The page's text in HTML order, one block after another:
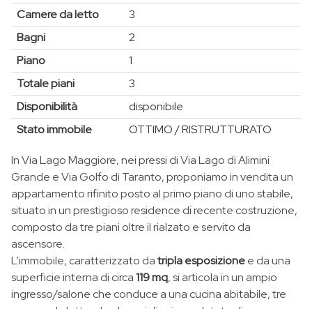
Camere da letto
3
Bagni
2
Piano
1
Totale piani
3
Disponibilità
disponibile
Stato immobile
OTTIMO / RISTRUTTURATO
In Via Lago Maggiore, nei pressi di Via Lago di Alimini
Grande e Via Golfo di Taranto, proponiamo in vendita un
appartamento rifinito posto al primo piano di uno stabile,
situato in un prestigioso residence di recente costruzione,
composto da tre piani oltre il rialzato e servito da
ascensore.
L’immobile, caratterizzato datripla esposizionee da una
superficie interna di circa119 mq, si articola in un ampio
ingresso/salone che conduce a una cucina abitabile, tre